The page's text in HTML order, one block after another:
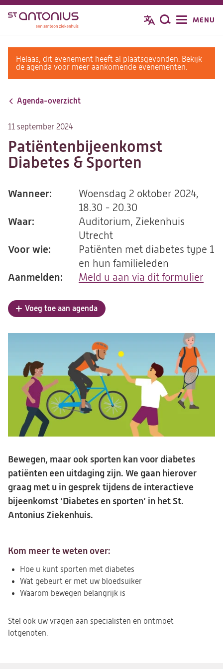
Overslaan
de
inhoud
Zoeken
MENU
warning
message
Helaas, dit evenement heeft al plaatsgevonden. Bekijk
de agenda voor meer aankomende evenementen.
Agenda-overzicht
11 september 2024
Patiëntenbijeenkomst
Diabetes & Sporten
Wanneer:
Woensdag 2 oktober 2024,
18.30 - 20.30
Waar:
Auditorium, Ziekenhuis
Utrecht
Voor wie:
Patiënten met diabetes type 1
en hun familieleden
Aanmelden:
Meld u aan via dit formulier
tab)
Voeg toe aan agenda
Bewegen, maar ook sporten kan voor diabetes
patiënten een uitdaging zijn. We gaan hierover
graag met u in gesprek tijdens de interactieve
bijeenkomst ‘Diabetes en sporten’ in het St.
Antonius Ziekenhuis.
Kom meer te weten over:
Hoe u kunt sporten met diabetes
Wat gebeurt er met uw bloedsuiker
Waarom bewegen belangrijk is
Stel ook uw vragen aan specialisten en ontmoet
lotgenoten.